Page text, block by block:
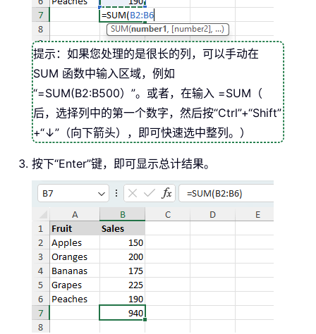
提示：如果您处理的是很长的列，可以手动在
SUM 函数中输入区域，例如
“=SUM(B2:B500）”。或者，在输入 =SUM（
后，选择列中的第一个数字，然后按“Ctrl”+“Shift”
+“↓”（向下箭头），即可快速选中整列。）
按下“Enter”键，即可显示总计结果。